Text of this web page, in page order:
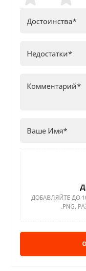
ДОБАВЛЯЙТЕ ДО
.PNG,